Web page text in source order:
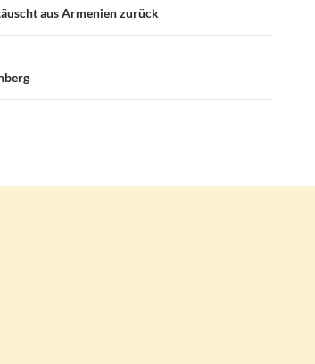
aus Armenien zurück